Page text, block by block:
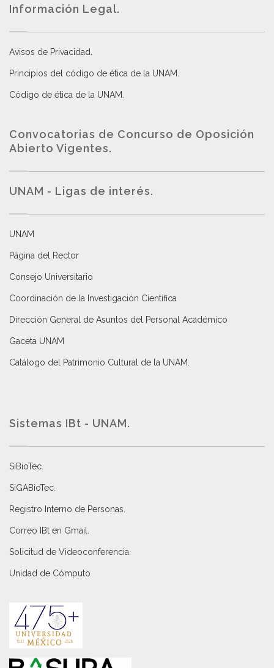
Información Legal.
Avisos de Privacidad
Principios del código de ética de la UNAM
Código de ética de la UNAM
Convocatorias de Concurso de Oposición
Abierto Vigentes.
UNAM - Ligas de interés.
UNAM
Página del Rector
Consejo Universitario
Coordinación de la Investigación Científica
Dirección General de Asuntos del Personal Académico
Gaceta UNAM
Catálogo del Patrimonio Cultural de la UNAM.
Sistemas IBt - UNAM.
SiBioTec
SiGABioTec.
Registro Interno de Personas
Correo IBt en Gmail
Solicitud de Videoconferencia.
Unidad de Cómputo